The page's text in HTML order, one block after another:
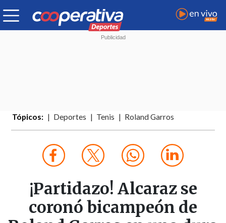
Tópicos: Deportes Tenis Roland Garros
¡Partidazo! Alcaraz se
coronó bicampeón de